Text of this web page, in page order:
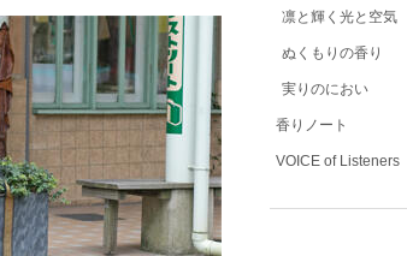
凛と輝く光と空気
ぬくもりの香り
実りのにおい
香りノート
VOICE of Listeners